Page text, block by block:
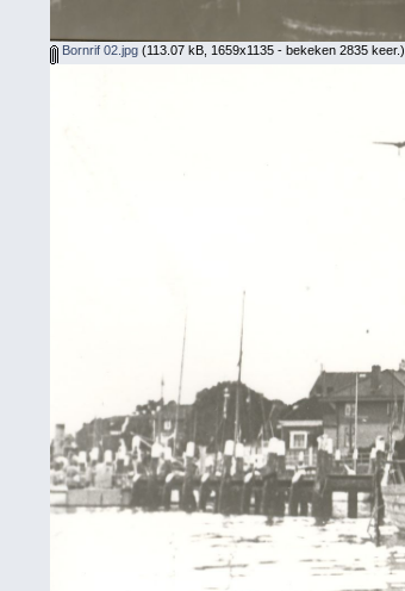
Bornrif 02.jpg (113.07 kB, 1659x1135 - bekeken 2835 keer.)